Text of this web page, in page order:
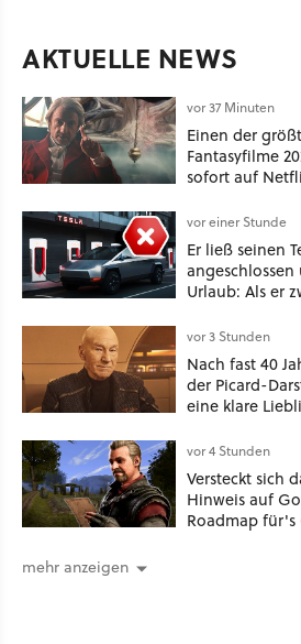
AKTUELLE NEWS
vor 37 Minuten
Einen der
Fantasyfilme
sofort auf
vor einer Stunde
Er ließ seinen
Urlaub: Als er
mehr an [Best
vor 3 Stunden
Nach fast 40
der Picard-
eine klare
vor 4 Stunden
Versteckt sich
Hinweis auf
Roadmap für's
mehr anzeigen